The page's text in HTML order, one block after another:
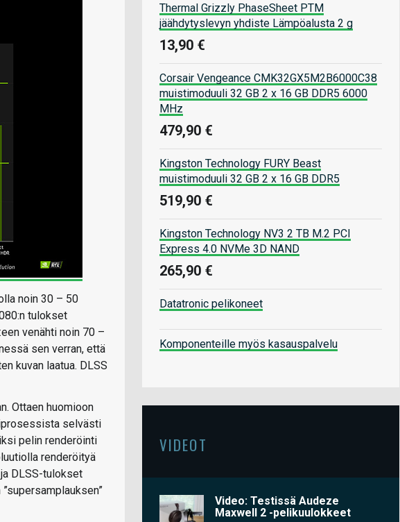
noin 30 – 50
tulokset
venähti noin 70 –
sen verran, että
kuvan laatua. DLSS
Ottaen huomioon
selvästi
pelin renderöinti
renderöityä
DLSS-tulokset
Thermal Grizzly PhaseSheet PTM
jäähdytyslevyn yhdiste Lämpöalusta 2 g
13,90 €
Corsair Vengeance CMK32GX5M2B6000C38
muistimoduuli 32 GB 2 x 16 GB DDR5 6000
MHz
479,90 €
Kingston Technology FURY Beast
muistimoduuli 32 GB 2 x 16 GB DDR5
519,90 €
Kingston Technology NV3 2 TB M.2 PCI
Express 4.0 NVMe 3D NAND
265,90 €
Datatronic pelikoneet
Komponenteille myös kasauspalvelu
VIDEOT
Video: Testissä Audeze
Maxwell 2 -pelikuulokkeet